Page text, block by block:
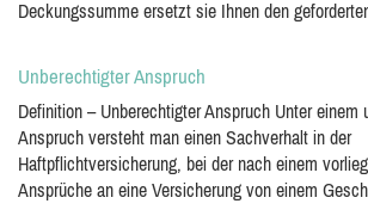
Deckungssumme ersetzt sie Ihnen den
Unberechtigter Anspruch
Definition – Unberechtigter Anspruch Unter einem
Anspruch versteht man einen Sachverhalt in der
Haftpflichtversicherung, bei der nach einem
Ansprüche an eine Versicherung von einem